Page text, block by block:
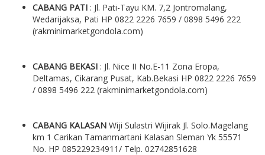
CABANG PATI : Jl. Pati-Tayu KM. 7,2 Jontromalang,
Wedarijaksa, Pati HP 0822 2226 7659 / 0898 5496 222
(rakminimarketgondola.com)
CABANG BEKASI : Jl. Nice II No.E-11 Zona Eropa,
Deltamas, Cikarang Pusat, Kab.Bekasi HP 0822 2226 7659
/ 0898 5496 222 (rakminimarketgondola.com)
CABANG KALASAN Wiji Sulastri Wijirak Jl. Solo.Magelang
km 1 Carikan Tamanmartani Kalasan Sleman Yk 55571
No. HP 085229234911/ Telp. 02742851628